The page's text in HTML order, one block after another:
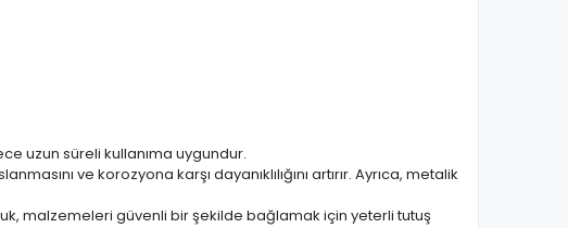
uzun süreli kullanıma uygundur.
ve korozyona karşı dayanıklılığını artırır. Ayrıca, metalik
malzemeleri güvenli bir şekilde bağlamak için yeterli tutuş